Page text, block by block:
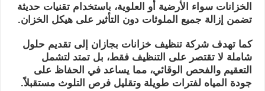
الخزانات سواء الأرضية أو العلوية، باستخدام تقنيات حديثة
تضمن إزالة جميع الملوثات دون التأثير على هيكل الخزان.
كما تهدف شركة تنظيف خزانات بجازان إلى تقديم حلول
شاملة لا تقتصر على التنظيف فقط، بل تمتد لتشمل
التعقيم والفحص الوقائي، مما يساعد في الحفاظ على
جودة المياه لفترات طويلة وتقليل فرص التلوث مستقبلاً.